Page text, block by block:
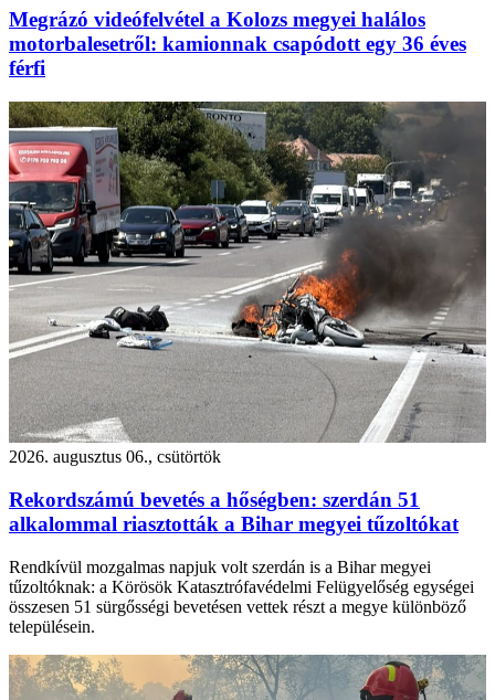
Megrázó videófelvétel a Kolozs megyei halálos
motorbalesetről: kamionnak csapódott egy 36 éves
férfi
2026. augusztus 06., csütörtök
Rekordszámú bevetés a hőségben: szerdán 51
alkalommal riasztották a Bihar megyei tűzoltókat
Rendkívül mozgalmas napjuk volt szerdán is a Bihar megyei
tűzoltóknak: a Körösök Katasztrófavédelmi Felügyelőség egységei
összesen 51 sürgősségi bevetésen vettek részt a megye különböző
településein.